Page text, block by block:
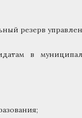
резерв
в